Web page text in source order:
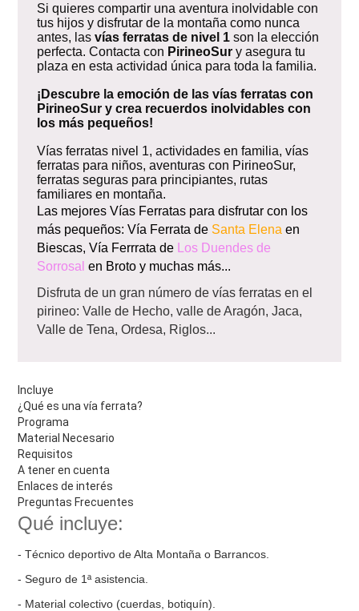
Si quieres compartir una aventura inolvidable con
tus hijos y disfrutar de la montaña como nunca
antes, las vías ferratas de nivel 1son la elección
perfecta. Contacta con PirineoSury asegura tu
plaza en esta actividad única para toda la familia.
¡Descubre la emoción de las vías ferratas con
PirineoSur y crea recuerdos inolvidables con
los más pequeños!
Vías ferratas nivel 1, actividades en familia, vías
ferratas para niños, aventuras con PirineoSur,
ferratas seguras para principiantes, rutas
familiares en montaña.
Las mejores Vías Ferratas para disfrutar con los
más pequeños: Vía Ferrata de Santa Elena en
Biescas, Vía Ferrrata de Los Duendes de
Sorrosal en Broto y muchas más...
Disfruta de un gran número de vías ferratas en el
pirineo: Valle de Hecho, valle de Aragón, Jaca,
Valle de Tena, Ordesa, Riglos...
Incluye
¿Qué es una vía ferrata?
Programa
Material Necesario
Requisitos
A tener en cuenta
Enlaces de interés
Preguntas Frecuentes
Qué incluye:
- Técnico deportivo de Alta Montaña o Barrancos.
- Seguro de 1ª asistencia.
- Material colectivo (cuerdas, botiquín).